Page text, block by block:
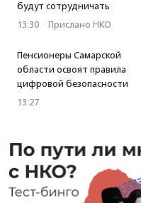
будут сотрудничать
13:30 · Прислано НКО
Пенсионеры Самарской
области освоят правила
цифровой безопасности
13:27